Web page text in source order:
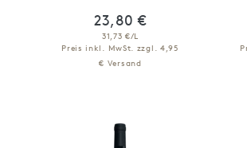
23,80 €
31,73 €/L
Preis inkl. MwSt. zzgl. 4,95
€ Versand